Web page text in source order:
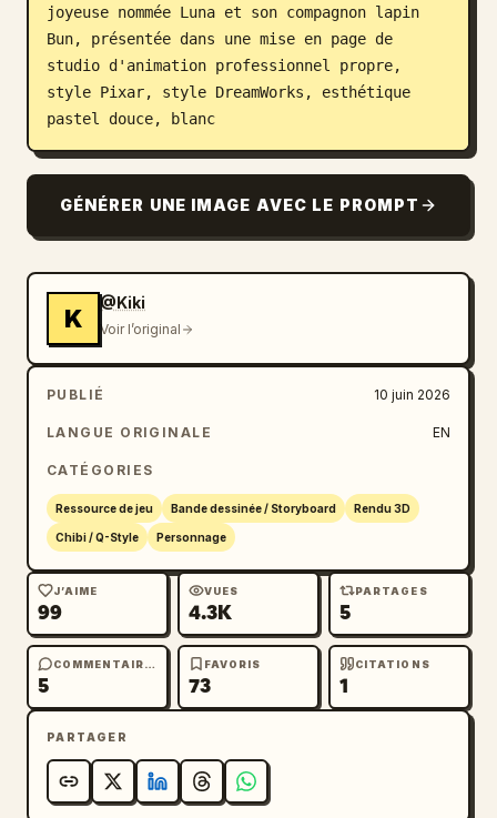
Blog
Mises à jour
joyeuse nommée Luna et son compagnon lapin
Bun, présentée dans une mise en page de
studio d'animation professionnel propre,
style Pixar, style DreamWorks, esthétique
pastel douce, blanc
GÉNÉRER UNE IMAGE AVEC LE PROMPT
K
@Kiki
Voir l’original
PUBLIÉ 10 juin 2026
LANGUE ORIGINALE EN
CATÉGORIES
Ressource de jeu Bande dessinée / Storyboard Rendu 3D
Chibi / Q-Style Personnage
J’AIME
99
VUES
4.3K
PARTAGES
5
COMMENTAIRES
5
FAVORIS
73
CITATIONS
1
PARTAGER